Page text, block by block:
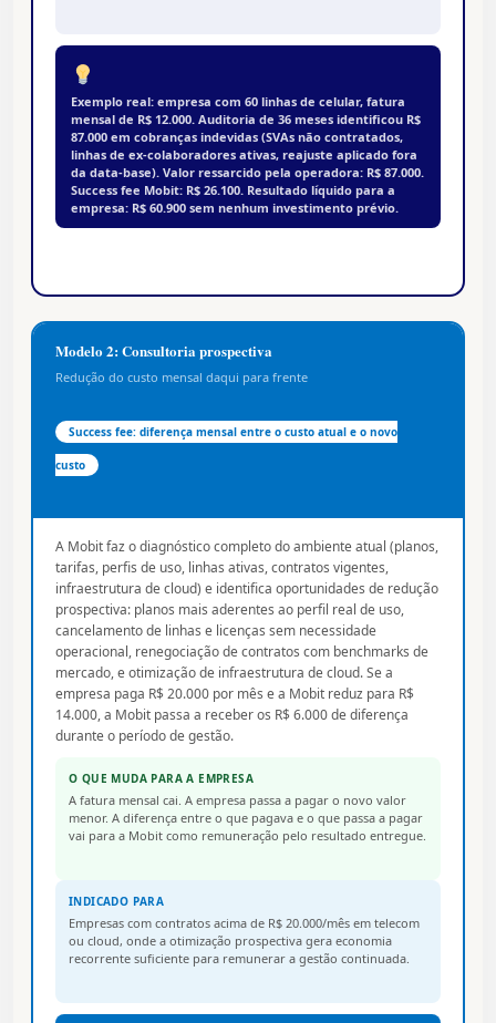
Exemplo real: empresa com 60 linhas de celular, fatura
mensal de R$ 12.000. Auditoria de 36 meses identificou R$
87.000 em cobranças indevidas (SVAs não contratados,
linhas de ex-colaboradores ativas, reajuste aplicado fora
da data-base). Valor ressarcido pela operadora: R$ 87.000.
Success fee Mobit: R$ 26.100. Resultado líquido para a
empresa: R$ 60.900 sem nenhum investimento prévio.
Modelo 2: Consultoria prospectiva
Redução do custo mensal daqui para frente
Success fee: diferença mensal entre o custo atual e o novo
custo
A Mobit faz o diagnóstico completo do ambiente atual (planos,
tarifas, perfis de uso, linhas ativas, contratos vigentes,
infraestrutura de cloud) e identifica oportunidades de redução
prospectiva: planos mais aderentes ao perfil real de uso,
cancelamento de linhas e licenças sem necessidade
operacional, renegociação de contratos com benchmarks de
mercado, e otimização de infraestrutura de cloud. Se a
empresa paga R$ 20.000 por mês e a Mobit reduz para R$
14.000, a Mobit passa a receber os R$ 6.000 de diferença
durante o período de gestão.
O QUE MUDA PARA A EMPRESA
A fatura mensal cai. A empresa passa a pagar o novo valor
menor. A diferença entre o que pagava e o que passa a pagar
vai para a Mobit como remuneração pelo resultado entregue.
INDICADO PARA
Empresas com contratos acima de R$ 20.000/mês em telecom
ou cloud, onde a otimização prospectiva gera economia
recorrente suficiente para remunerar a gestão continuada.